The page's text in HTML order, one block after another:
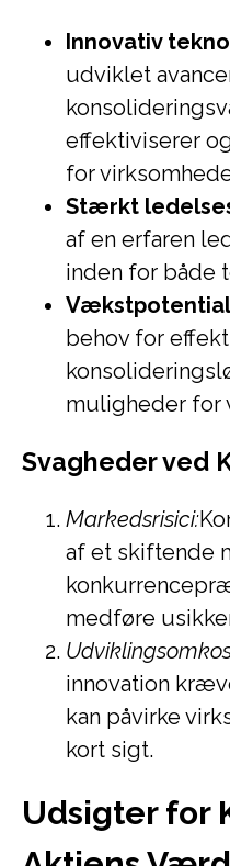
Innovativ
udviklet
effektiviserer
for
Stærkt
af en erfaren
inden for både
behov for
muligheder for
Svagheder ved
Markedsrisici:
af et skiftende
medføre
innovation
kan påvirke
kort sigt.
Udsigter for